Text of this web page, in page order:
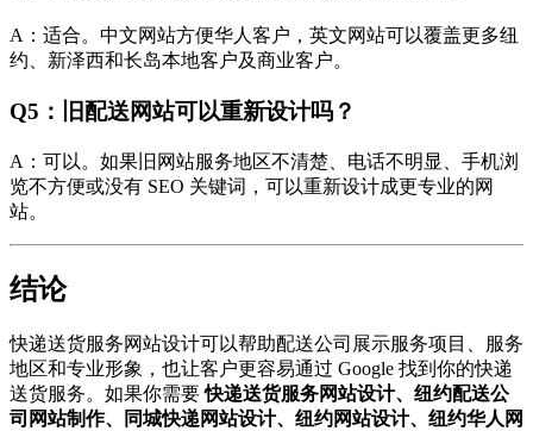
A：适合。中文网站方便华人客户，英文网站可以覆盖更多纽
约、新泽西和长岛本地客户及商业客户。
Q5：旧配送网站可以重新设计吗？
A：可以。如果旧网站服务地区不清楚、电话不明显、手机浏
览不方便或没有 SEO 关键词，可以重新设计成更专业的网
站。
结论
快递送货服务网站设计可以帮助配送公司展示服务项目、服务
地区和专业形象，也让客户更容易通过 Google 找到你的快递
送货服务。如果你需要快递送货服务网站设计、纽约配送公
司网站制作、同城快递网站设计、纽约网站设计、纽约华人网